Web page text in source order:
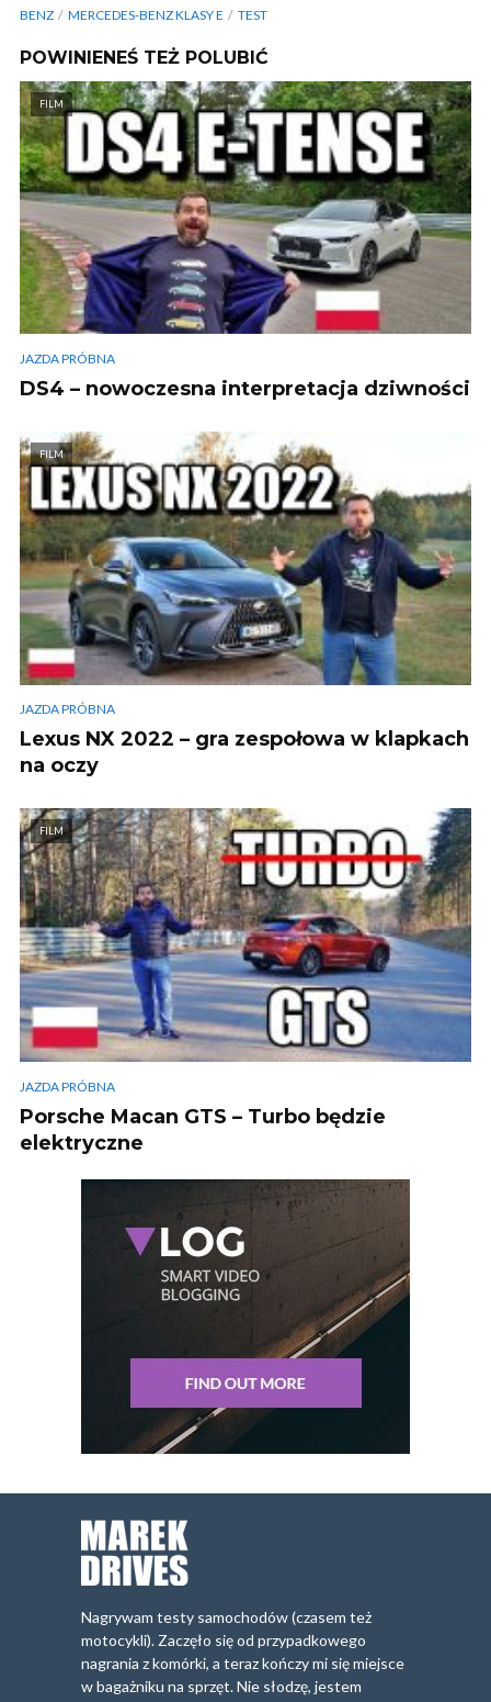
BENZ
MERCEDES-BENZ KLASY E TEST
POWINIENEŚ TEŻ POLUBIĆ
FILM
JAZDA PRÓBNA
DS4 – nowoczesna interpretacja dziwności
FILM
JAZDA PRÓBNA
Lexus NX 2022 – gra zespołowa w klapkach
na oczy
FILM
JAZDA PRÓBNA
Porsche Macan GTS – Turbo będzie
elektryczne
Nagrywam testy samochodów (czasem też
motocykli). Zaczęło się od przypadkowego
nagrania z komórki, a teraz kończy mi się miejsce
w bagażniku na sprzęt. Nie słodzę, jestem